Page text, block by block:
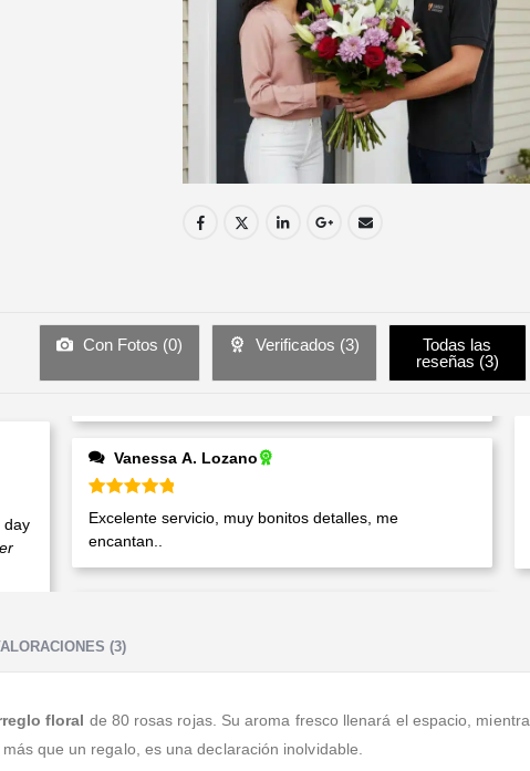
Con Fotos (0) Verificados (3)
Todas las
reseñas (3)
day
Vanessa A. Lozano
Valorado en 5 de 5
Excelente servicio, muy bonitos detalles, me
encantan..
(3)
floral de 80 rosas rojas. Su aroma fresco llenará el espacio,
que un regalo, es una declaración inolvidable.